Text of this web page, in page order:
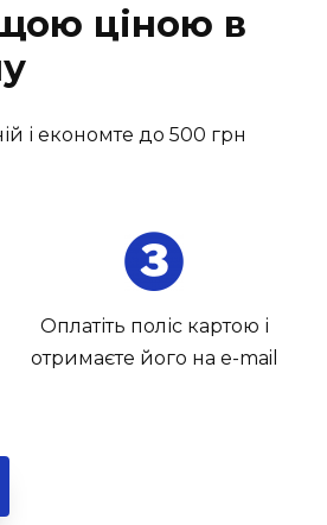
ціною в
і економте до 500 грн
Оплатіть поліс картою і
отримаєте його на e-mail